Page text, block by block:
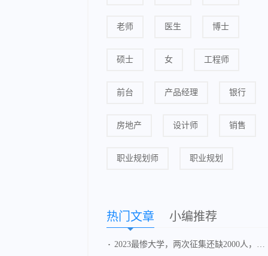
老师 医生 博士
硕士 女 工程师
前台 产品经理 银行
房地产 设计师 销售
职业规划师 职业规划
热门文章 小编推荐
2023最惨大学，两次征集还缺2000人，新校区无人问津